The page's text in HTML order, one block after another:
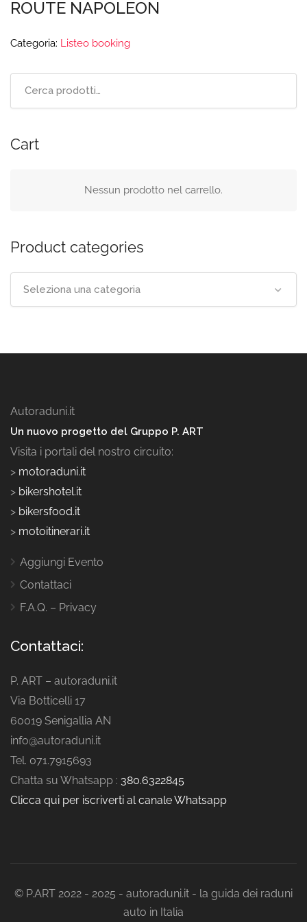
ROUTE NAPOLEON
Categoria: Listeo booking
Cart
Nessun prodotto nel carrello.
Product categories
Seleziona una categoria
Autoraduni.it
Un nuovo progetto del Gruppo P. ART
Visita i portali del nostro circuito:
> motoraduni.it
> bikershotel.it
> bikersfood.it
> motoitinerari.it
Aggiungi Evento
Contattaci
F.A.Q. – Privacy
Contattaci:
P. ART – autoraduni.it
Via Botticelli 17
60019 Senigallia AN
info@autoraduni.it
Tel. 071.7915693
Chatta su Whatsapp : 380.6322845
Clicca qui per iscriverti al canale Whatsapp
© P.ART 2022 - 2025 - autoraduni.it - la guida dei raduni
auto in Italia